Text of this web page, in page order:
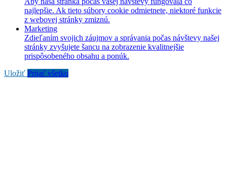
najlepšie. Ak tieto súbory cookie odmietnete, niektoré funkcie
z webovej stránky zmiznú.
Marketing
Zdieľaním svojich záujmov a správania počas návštevy našej
stránky zvyšujete šancu na zobrazenie kvalitnejšie
prispôsobeného obsahu a ponúk.
Uložiť Prijať všetko